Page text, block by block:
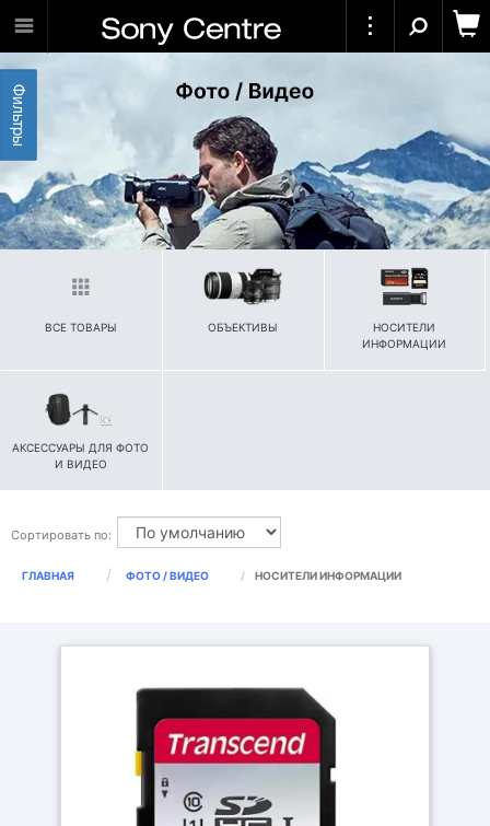
ВСЕ ТОВАРЫ ОБЪЕКТИВЫ
НОСИТЕЛИ
ИНФОРМАЦИИ
АКСЕССУАРЫ ДЛЯ ФОТО
И ВИДЕО
Сортировать по:
ГЛАВНАЯ ФОТО / ВИДЕО НОСИТЕЛИ ИНФОРМАЦИИ
Фильтры